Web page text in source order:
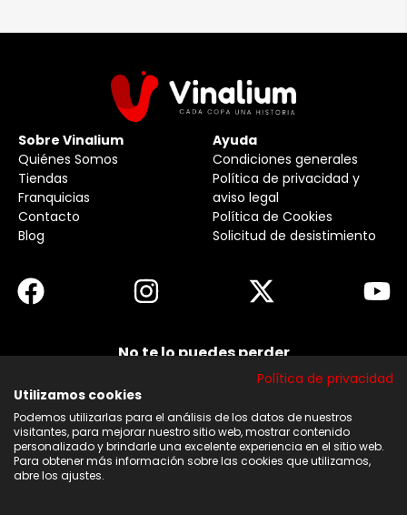
Sobre Vinalium
Quiénes Somos
Tiendas
Franquicias
Contacto
Blog
Ayuda
Condiciones generales
Política de privacidad y
aviso legal
Política de Cookies
Solicitud de desistimiento
No te lo puedes perder
ninguna de nuestras noticias, ofertas y
Acepto los términos y condiciones
Política de privacidad
Utilizamos cookies
Podemos utilizarlas para el análisis de los datos de nuestros
visitantes, para mejorar nuestro sitio web, mostrar contenido
personalizado y brindarle una excelente experiencia en el sitio web.
Para obtener más información sobre las cookies que utilizamos,
abre los ajustes.